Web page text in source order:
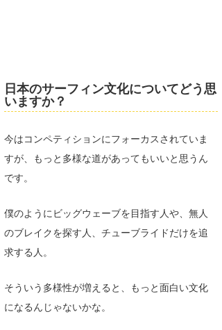
日本のサーフィン文化についてどう思
いますか？
今はコンペティションにフォーカスされていま
すが、もっと多様な道があってもいいと思うん
です。
僕のようにビッグウェーブを目指す人や、無人
のブレイクを探す人、チューブライドだけを追
求する人。
そういう多様性が増えると、もっと面白い文化
になるんじゃないかな。